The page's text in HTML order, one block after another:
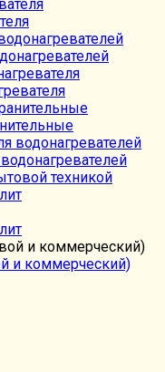
техникой
и коммерческий)